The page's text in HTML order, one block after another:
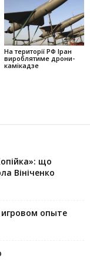
На території РФ Іран
вироблятиме дрони-
камікадзе
що
Вініченко
опыте